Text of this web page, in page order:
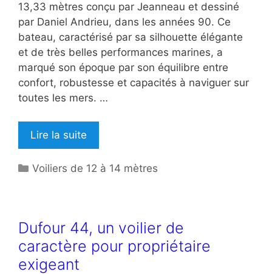
13,33 mètres conçu par Jeanneau et dessiné
par Daniel Andrieu, dans les années 90. Ce
bateau, caractérisé par sa silhouette élégante
et de très belles performances marines, a
marqué son époque par son équilibre entre
confort, robustesse et capacités à naviguer sur
toutes les mers. …
Lire la suite
Catégories
Voiliers de 12 à 14 mètres
Dufour 44, un voilier de
caractère pour propriétaire
exigeant